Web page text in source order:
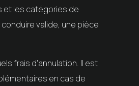
et les catégories de
valide, une pièce
frais d'annulation. Il est
en cas de